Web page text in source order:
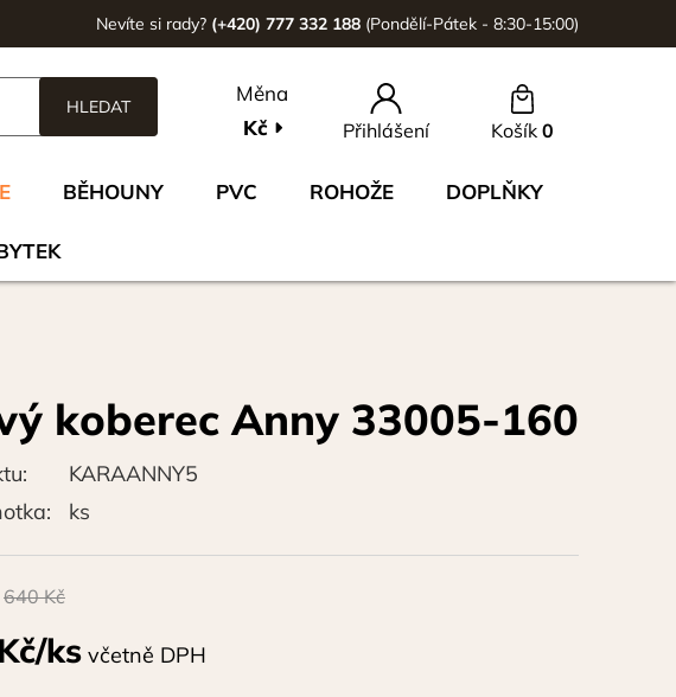
Nevíte si rady? (+420) 777 332 188 (Pondělí-Pátek - 8:30-15:00)
Košík 0
Přihlášení
Měna
Kč
HLEDAT
BĚHOUNY PVC ROHOŽE DOPLŇKY
koberec Anny 33005-160
KARAANNY5
ks
640 Kč
ks včetně DPH